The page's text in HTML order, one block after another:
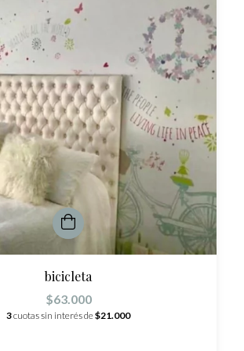
bicicleta
$63.000
3cuotas sin interés de$21.000